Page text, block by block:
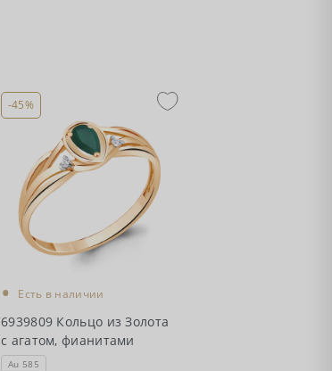
-45%
• Есть в наличии
6939809 Кольцо из Золота
с агатом, фианитами
Au 585